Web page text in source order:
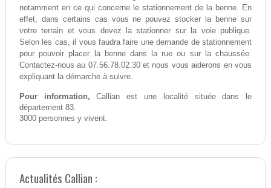
notamment en ce qui concerne le stationnement de la benne. En
effet, dans certains cas vous ne pouvez stocker la benne sur
votre terrain et vous devez la stationner sur la voie publique.
Selon les cas, il vous faudra faire une demande de stationnement
pour pouvoir placer la benne dans la rue ou sur la chaussée.
Contactez-nous au 07.56.78.02.30 et nous vous aiderons en vous
expliquant la démarche à suivre.
Pour information, Callian est une localité située dans le
département 83.
3000 personnes y vivent.
Actualités Callian :